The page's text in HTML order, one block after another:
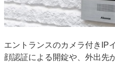
エントランスのカメラ付きIP
顔認証による開錠や、外出先